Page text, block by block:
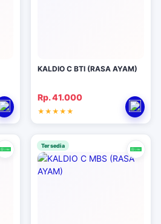
KALDIO C BTI (RASA AYAM)
Rp. 41.000
Tersedia